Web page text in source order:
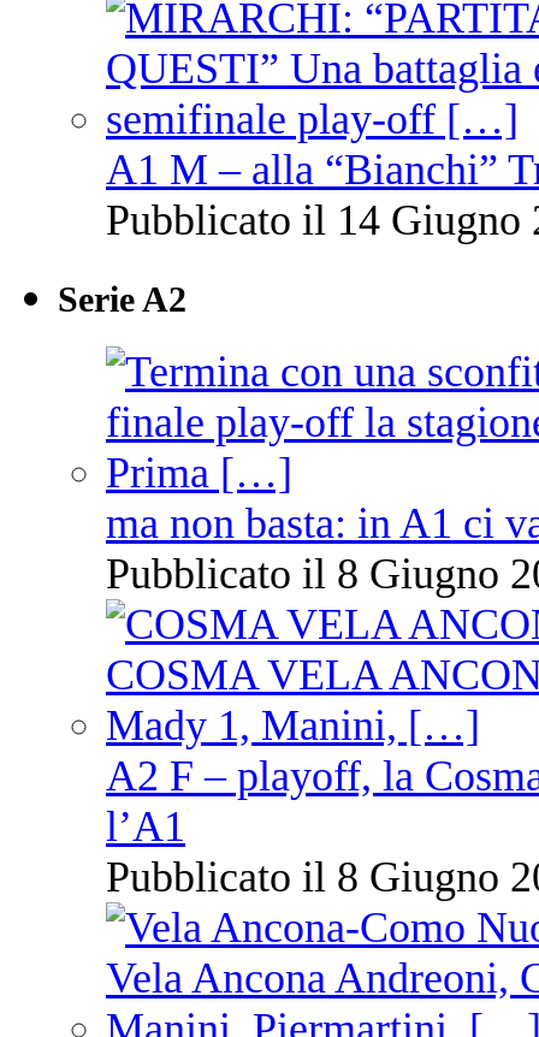
A1 M – alla “Bianchi”
Pubblicato il 14 Giugno
Serie A2
ma non basta: in A1 ci
Pubblicato il 8 Giugno
A2 F – playoff, la
l’A1
Pubblicato il 8 Giugno